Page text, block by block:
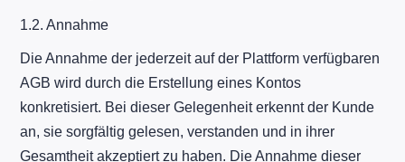
1.2. Annahme
Die Annahme der jederzeit auf der Plattform verfügbaren
AGB wird durch die Erstellung eines Kontos
konkretisiert. Bei dieser Gelegenheit erkennt der Kunde
an, sie sorgfältig gelesen, verstanden und in ihrer
Gesamtheit akzeptiert zu haben. Die Annahme dieser